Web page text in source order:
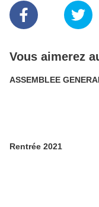
Vous aimerez
ASSEMBLEE
Rentrée 2021